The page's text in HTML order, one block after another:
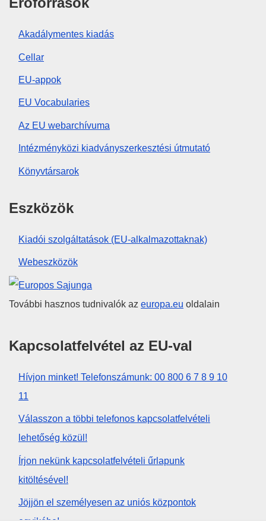
Akadálymentes kiadás
Cellar
EU-appok
EU Vocabularies
Az EU webarchívuma
Intézményközi kiadványszerkesztési útmutató
Könyvtársarok
Eszközök
Kiadói szolgáltatások (EU-alkalmazottaknak)
Webeszközök
Európai Unió
További hasznos tudnivalók az europa.eu oldalain
Kapcsolatfelvétel az EU-val
Hívjon minket! Telefonszámunk: 00 800 6 7 8 9 10
11
Válasszon a többi telefonos kapcsolatfelvételi
lehetőség közül!
Írjon nekünk kapcsolatfelvételi űrlapunk
kitöltésével!
Jöjjön el személyesen az uniós központok